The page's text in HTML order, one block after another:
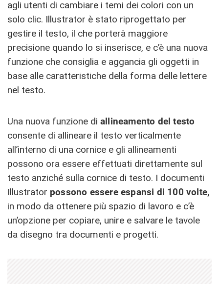
agli utenti di cambiare i temi dei colori con un
solo clic. Illustrator è stato riprogettato per
gestire il testo, il che porterà maggiore
precisione quando lo si inserisce, e c’è una nuova
funzione che consiglia e aggancia gli oggetti in
base alle caratteristiche della forma delle lettere
nel testo.
Una nuova funzione di allineamento del testo
consente di allineare il testo verticalmente
all’interno di una cornice e gli allineamenti
possono ora essere effettuati direttamente sul
testo anziché sulla cornice di testo. I documenti
Illustrator possono essere espansi di 100 volte,
in modo da ottenere più spazio di lavoro e c’è
un’opzione per copiare, unire e salvare le tavole
da disegno tra documenti e progetti.